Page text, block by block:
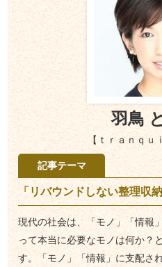
羽鳥
【ｔｒａｎｑｕ
記事テーマ
「リバウンドしない整理収
現代の社会は、「モノ」「情報
って本当に必要なモノは何か？
す。「モノ」「情報」に支配さ